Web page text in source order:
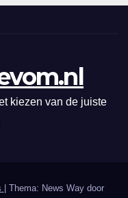
kiezen van de juiste
| Thema: News Way door